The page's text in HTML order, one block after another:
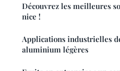
Découvrez les meilleures
nice !
Applications industrielles
aluminium légères